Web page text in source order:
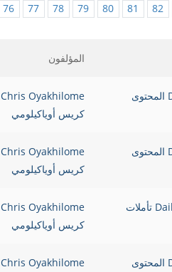
76 77 78 79 80 81 82
المؤلفون
Daily Content المحتوى
Chris Oyakhilome
كريس أوياكيلومي
Daily Content المحتوى
Chris Oyakhilome
كريس أوياكيلومي
Daily Devotional تأملات
Chris Oyakhilome
كريس أوياكيلومي
Daily Content المحتوى
Chris Oyakhilome